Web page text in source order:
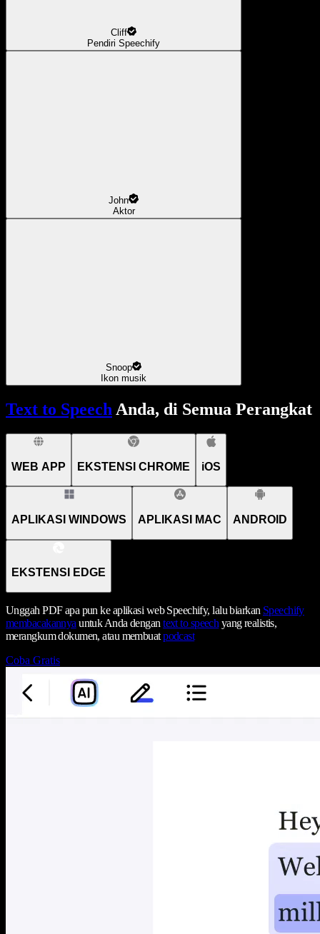
Cliff
Pendiri Speechify
John
Aktor
Snoop
Ikon musik
Text to SpeechAnda, di Semua Perangkat
WEB APP EKSTENSI CHROME iOS
APLIKASI WINDOWS APLIKASI MAC ANDROID
EKSTENSI EDGE
Unggah PDF apa pun ke aplikasi web Speechify, lalu biarkan Speechify
membacakannya untuk Anda dengantext to speech yang realistis,
merangkum dokumen, atau membuatpodcast
Coba Gratis